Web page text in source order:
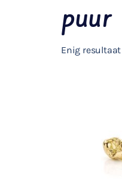
puur
Enig resultaat